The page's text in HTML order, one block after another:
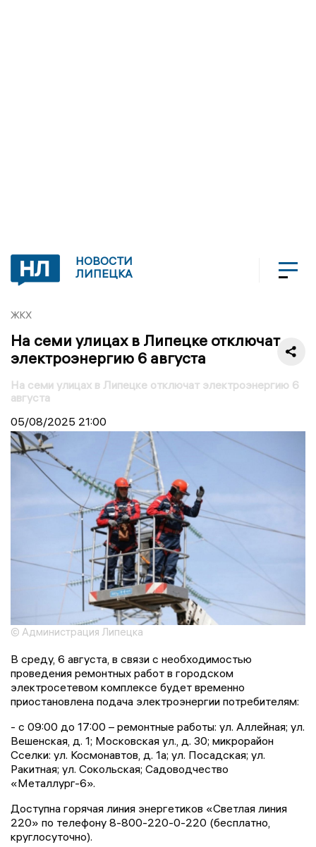
НОВОСТИ
ЛИПЕЦКА
ЖКХ
На семи улицах в Липецке отключат
электроэнергию 6 августа
На семи улицах в Липецке отключат электроэнергию 6
августа
05/08/2025 21:00
© Администрация Липецка
В среду, 6 августа, в связи с необходимостью
проведения ремонтных работ в городском
электросетевом комплексе будет временно
приостановлена подача электроэнергии потребителям:
- с 09:00 до 17:00 – ремонтные работы: ул. Аллейная; ул.
Вешенская, д. 1; Московская ул., д. 30; микрорайон
Сселки: ул. Космонавтов, д. 1а; ул. Посадская; ул.
Ракитная; ул. Сокольская; Садоводчество
«Металлург-6».
Доступна горячая линия энергетиков «Светлая линия
220» по телефону 8-800-220-0-220 (бесплатно,
круглосуточно).